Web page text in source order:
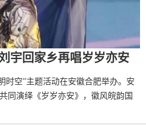
宇回家乡再唱岁岁亦安
时空”主题活动在安徽合肥举办。安
同演绎《岁岁亦安》，徽风皖韵国